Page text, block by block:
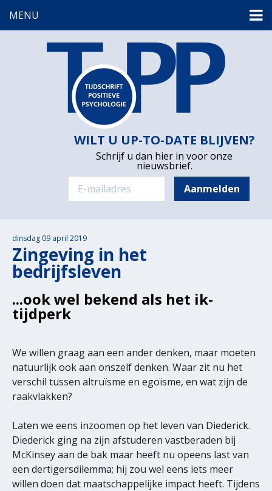
MENU
WILT U UP-TO-DATE BLIJVEN?
Schrijf u dan hier in voor onze
nieuwsbrief.
dinsdag 09 april 2019
Zingeving in het
bedrijfsleven
...ook wel bekend als het ik-
tijdperk
We willen graag aan een ander denken, maar moeten
natuurlijk ook aan onszelf denken. Waar zit nu het
verschil tussen altruïsme en egoïsme, en wat zijn de
raakvlakken?
Laten we eens inzoomen op het leven van Diederick.
Diederick ging na zijn afstuderen vastberaden bij
McKinsey aan de bak maar heeft nu opeens last van
een dertigersdilemma; hij zou wel eens iets meer
willen doen dat maatschappelijke impact heeft. Tijdens